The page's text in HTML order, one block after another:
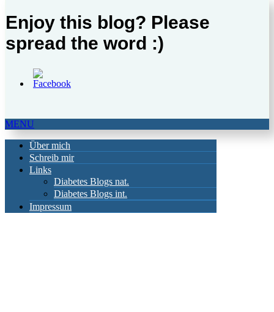
Enjoy this blog? Please
spread the word :)
MENU
Über mich
Schreib mir
Links
Diabetes Blogs nat.
Diabetes Blogs int.
Impressum